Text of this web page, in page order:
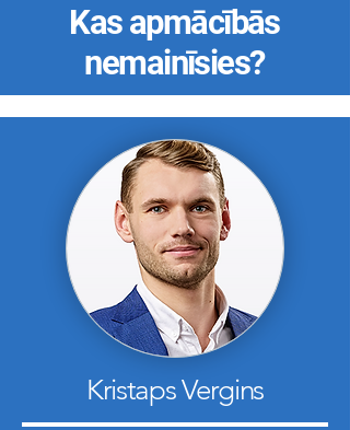
Kas apmācībās
nemainīsies?
Kristaps Vergins